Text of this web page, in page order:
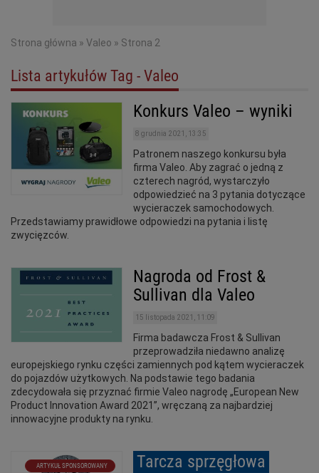
Strona główna » Valeo » Strona 2
Lista artykułów Tag - Valeo
Konkurs Valeo – wyniki
8 grudnia 2021, 13:35
Patronem naszego konkursu była
firma Valeo. Aby zagrać o jedną z
czterech nagród, wystarczyło
odpowiedzieć na 3 pytania dotyczące
wycieraczek samochodowych.
Przedstawiamy prawidłowe odpowiedzi na pytania i listę
zwycięzców.
Nagroda od Frost &
Sullivan dla Valeo
15 listopada 2021, 11:09
Firma badawcza Frost & Sullivan
przeprowadziła niedawno analizę
europejskiego rynku części zamiennych pod kątem wycieraczek
do pojazdów użytkowych. Na podstawie tego badania
zdecydowała się przyznać firmie Valeo nagrodę „European New
Product Innovation Award 2021”, wręczaną za najbardziej
innowacyjne produkty na rynku.
ARTYKUŁ SPONSOROWANY
Tarcza sprzęgłowa